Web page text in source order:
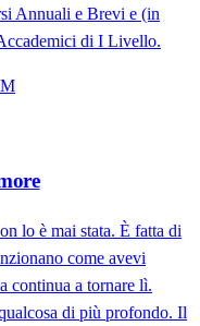
Annuali e Brevi e (in
di I Livello.
lo è mai stata. È fatta di
come avevi
continua a tornare lì.
di più profondo. Il